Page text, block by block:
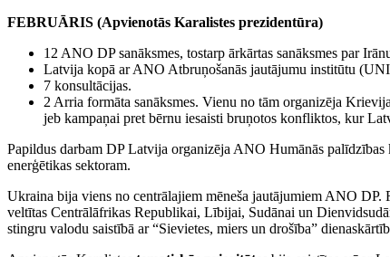
FEBRUĀRIS (Apvienotās Karalistes prezidentūra)
12 ANO DP sanāksmes, tostarp ārkārtas sanāksmes par
Latvija kopā ar ANO Atbruņošanās jautājumu institūtu
7 konsultācijas.
2 Arria formāta sanāksmes. Vienu no tām organizēja
jeb kampaņai pret bērnu iesaisti bruņotos konfliktos, kur
Papildus darbam DP Latvija organizēja ANO Humānās
enerģētikas sektoram.
Ukraina bija viens no centrālajiem mēneša jautājumiem ANO
veltītas Centrālāfrikas Republikai, Lībijai, Sudānai un
stingru valodu saistībā ar “Sievietes, miers un drošība”